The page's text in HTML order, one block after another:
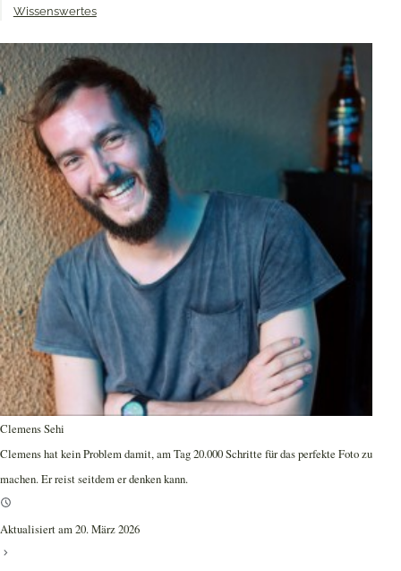
Wissenswertes
Clemens Sehi
Clemens hat kein Problem damit, am Tag 20.000 Schritte für das perfekte Foto zu
machen. Er reist seitdem er denken kann.
Aktualisiert am 20. März 2026